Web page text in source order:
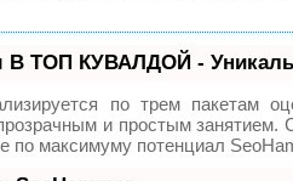
В ТОП КУВАЛДОЙ -
по трем пакетам
и простым
по максимуму потенциал